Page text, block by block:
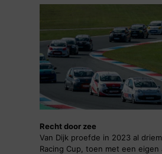
Recht door zee
Van Dijk proefde in 2023 al
Racing Cup, toen met een eigen